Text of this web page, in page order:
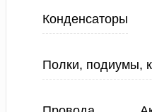
Конденсаторы
Полки, подиумы,